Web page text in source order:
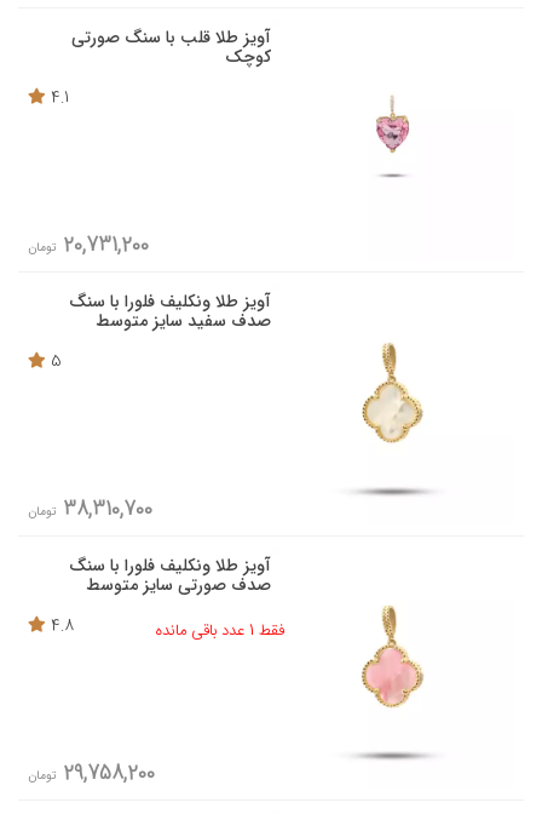
آویز طلا قلب با سنگ صورتی
کوچک
4.1
20,731,200 تومان
آویز طلا ونکلیف فلورا با سنگ
صدف سفید سایز متوسط
5
38,310,700 تومان
آویز طلا ونکلیف فلورا با سنگ
صدف صورتی سایز متوسط
فقط 1 عدد باقی مانده
4.8
29,758,200 تومان